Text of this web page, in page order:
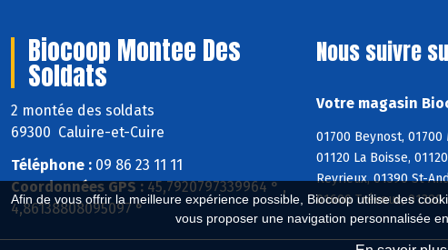
Afin de vous offrir la meilleure expérience possible, Biocoop utilise des
vous proposer une navigation personnalisée
Biocoop Montee Des
Soldats
2 montée des soldats
69300 Caluire-et-Cuire
Téléphone : 09 86 23 11 11
Coordonnées GPS : 45,7920797339964 ° ,
4,86138808095097 °
Nous suivre
Votre magasin
01700 Beynost,
01120 La Boisse,
Reyrieux, 01390 St-
01600 Trévoux,